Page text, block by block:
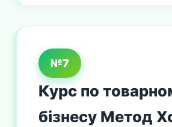
№7
Курс по
бізнесу Метод